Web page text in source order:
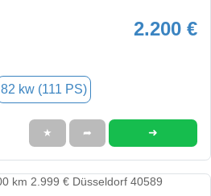
2.200 €
82 kw (111 PS)
★ ➦ ➜